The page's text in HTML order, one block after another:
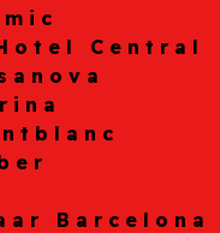
Central
Barcelona